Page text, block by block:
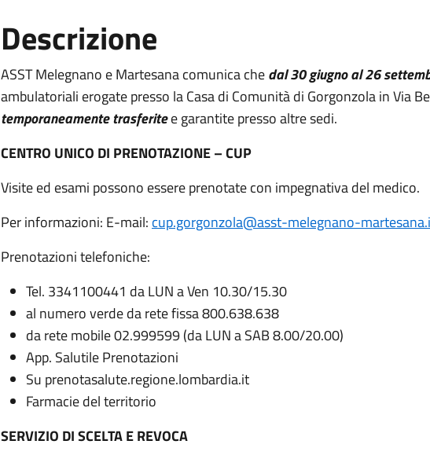
Descrizione
ASST Melegnano e Martesana comunica chedal 30 giugno al 26
ambulatoriali erogate presso la Casa di Comunità di Gorgonzola in Via
temporaneamente trasferitee garantite presso altre sedi.
CENTRO UNICO DI PRENOTAZIONE – CUP
Visite ed esami possono essere prenotate con impegnativa del medico.
Per informazioni: E-mail: cup.gorgonzola@asst-melegnano-
Prenotazioni telefoniche:
Tel. 3341100441 da LUN a Ven 10.30/15.30
al numero verde da rete fissa 800.638.638
da rete mobile 02.999599 (da LUN a SAB 8.00/20.00)
App. Salutile Prenotazioni
Su prenotasalute.regione.lombardia.it
Farmacie del territorio
SERVIZIO DI SCELTA E REVOCA